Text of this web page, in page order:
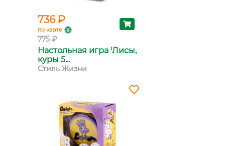
736 ₽
по карте
775 ₽
Настольная игра 'Лисы,
куры 5...
Стиль Жизни